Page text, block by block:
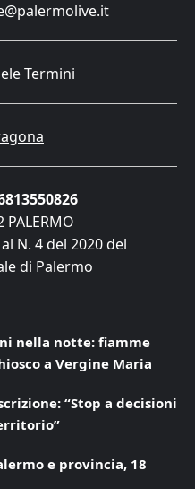
Termini
N. 4 del 2020 del
di Palermo
nella notte: fiamme
a Vergine Maria
“Stop a decisioni
e provincia, 18